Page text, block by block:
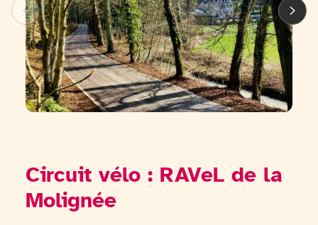
Circuit vélo : RAVeL de la
Molignée